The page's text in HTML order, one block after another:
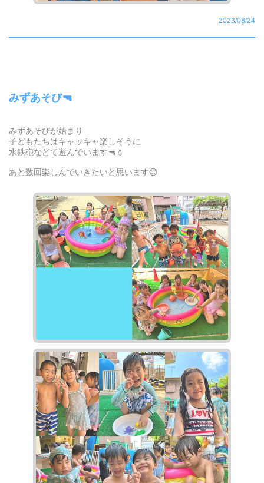
2023/08/24
みずあそび🔫
みずあそびが始まり
子どもたちはキャッキャ楽しそうに
水鉄砲などて遊んでいます🔫💧
あと数回楽しんでいきたいと思います😌